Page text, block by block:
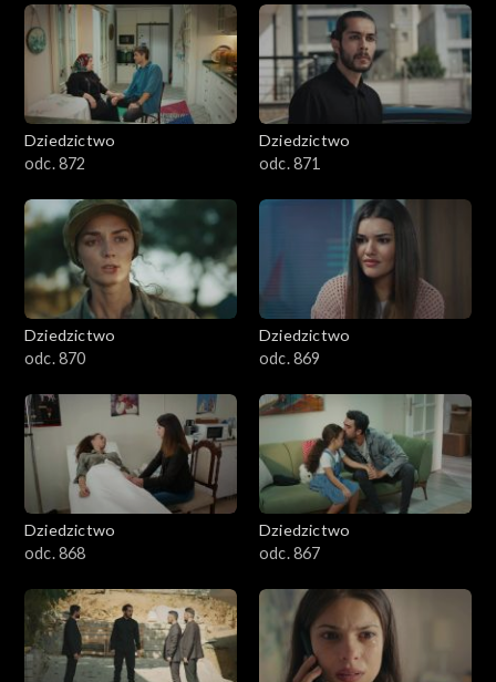
Dziedzictwo
odc. 872
Dziedzictwo
odc. 871
Dziedzictwo
odc. 870
Dziedzictwo
odc. 869
Dziedzictwo
odc. 868
Dziedzictwo
odc. 867